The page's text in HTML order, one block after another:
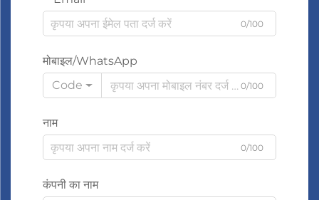
0/100
मोबाइल/WhatsApp
Code
0/100
नाम
0/100
कंपनी का नाम